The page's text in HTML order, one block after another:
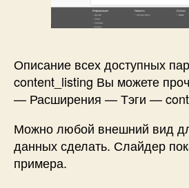
Описание всех доступных
content_listing Вы можете
— Расширения — Тэги —
Можно любой внешний вид
данных сделать. Слайдер
примера.